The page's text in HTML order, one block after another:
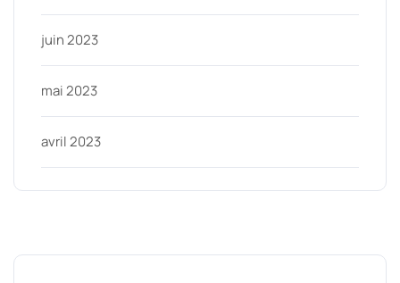
juin 2023
mai 2023
avril 2023